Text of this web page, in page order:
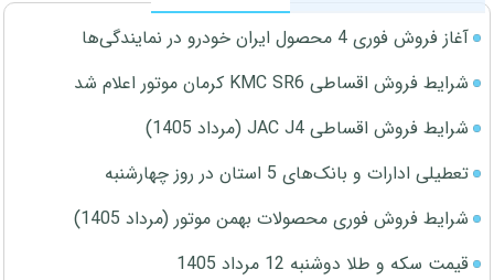
آغاز فروش فوری 4 محصول ایران خودرو در نمایندگی‌ها
شرایط فروش اقساطی KMC SR6 کرمان موتور اعلام شد
شرایط فروش اقساطی JAC J4 (مرداد 1405)
تعطیلی ادارات و بانک‌های 5 استان در روز چهارشنبه
شرایط فروش فوری محصولات بهمن موتور (مرداد 1405)
قیمت سکه و طلا دوشنبه 12 مرداد 1405